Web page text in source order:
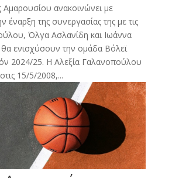
Αμαρουσίου ανακοινώνει με
έναρξη της συνεργασίας της με τις
Όλγα Ασλανίδη και Ιωάννα
ενισχύσουν την ομάδα Βόλεϊ
2024/25. Η Αλεξία Γαλανοπούλου
15/5/2008,...